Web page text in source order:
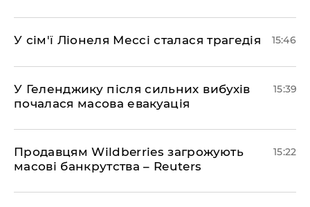
У сім'ї Ліонеля Мессі сталася трагедія 15:46
У Геленджику після сильних вибухів
почалася масова евакуація
15:39
Продавцям Wildberries загрожують
масові банкрутства – Reuters
15:22